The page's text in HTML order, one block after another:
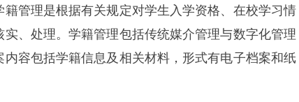
管理是根据有关规定对学生入学资格、在校学习情
、处理。学籍管理包括传统媒介管理与数字化管理
容包括学籍信息及相关材料，形式有电子档案和纸